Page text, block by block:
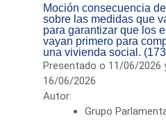
Moción consecuencia
sobre las medidas que
para garantizar que los
vayan primero para
una vivienda social.
Presentado o 11/06/2026
16/06/2026
Autor:
Grupo